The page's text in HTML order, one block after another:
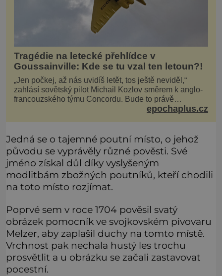
Tragédie na letecké přehlídce v
Goussainville: Kde se tu vzal ten letoun?!
„Jen počkej, až nás uvidíš letět, tos ještě neviděl,“
zahlásí sovětský pilot Michail Kozlov směrem k anglo-
francouzského týmu Concordu. Bude to právě
konkurenční boj, co bude stát za smrtí celé 6členné
epochaplus.cz
Jedná se o tajemné poutní místo, o jehož
původu se vyprávěly různé pověsti. Své
jméno získal důl díky vyslyšeným
modlitbám zbožných poutníků, kteří chodili
na toto místo rozjímat.
Poprvé sem v roce 1704 pověsil svatý
obrázek pomocník ve svojkovském pivovaru
Melzer, aby zaplašil duchy na tomto místě.
Vrchnost pak nechala hustý les trochu
prosvětlit a u obrázku se začali zastavovat
pocestní.